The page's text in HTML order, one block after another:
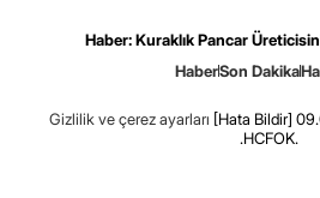
Haber: Kuraklık Pancar
HaberSon Dakika
Gizlilik ve çerez ayarları [Hata Bildir]
.HCFOK.